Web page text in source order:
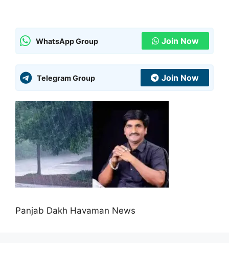
WhatsApp Group Join Now
Telegram Group Join Now
Panjab Dakh Havaman News